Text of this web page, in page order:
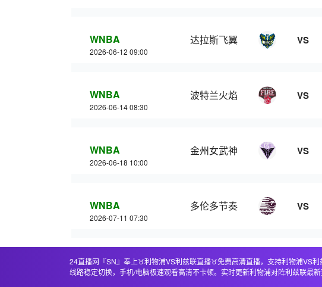
WNBA
2026-06-12 09:00
达拉斯飞翼 VS
WNBA
2026-06-14 08:30
波特兰火焰 VS
WNBA
2026-06-18 10:00
金州女武神 VS
WNBA
2026-07-11 07:30
多伦多节奏 VS
24直播网『SN』奉上♉️利物浦VS利兹联直播♉️免费高清直播，支持利物浦VS
线路稳定切换，手机/电脑极速观看高清不卡顿。实时更新利物浦对阵利兹联最